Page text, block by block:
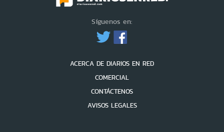
Síguenos en:
ACERCA DE DIARIOS EN RED
COMERCIAL
CONTÁCTENOS
AVISOS LEGALES